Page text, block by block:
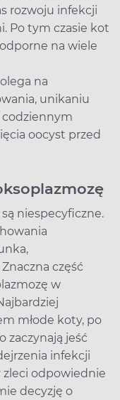
rozwoju infekcji
Po tym czasie kot
na wiele
na
unikaniu
oocyst przed
niespecyficzne.
część
w
młode koty, po
zaczynają jeść
infekcji
zleci odpowiednie
decyzję o